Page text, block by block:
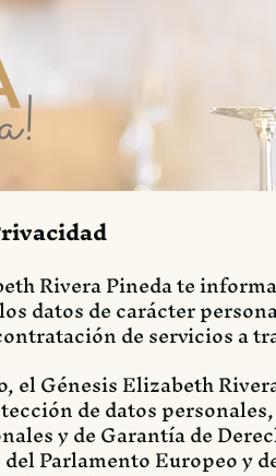
Rivera Pineda te
datos de carácter
de servicios a
el Génesis Elizabeth
de datos
y de Garantía de
Parlamento Europeo y